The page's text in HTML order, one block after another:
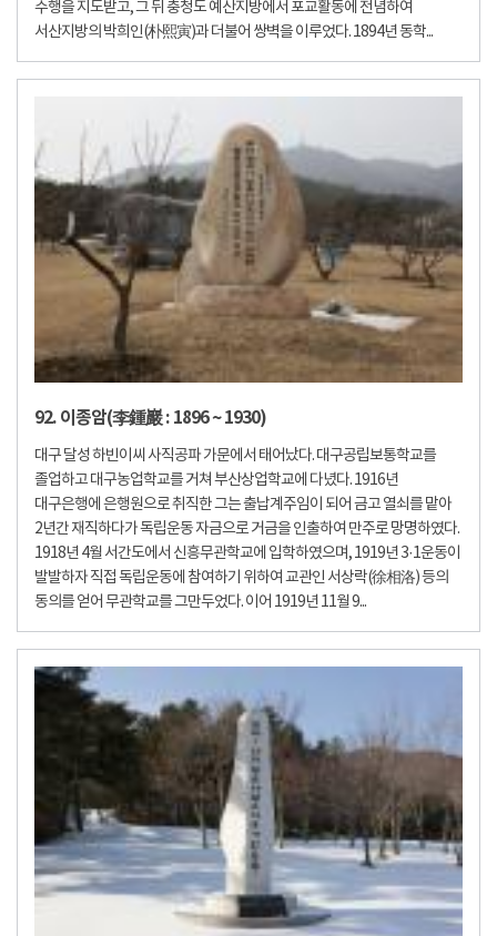
수행을 지도받고, 그 뒤 충청도 예산지방에서 포교활동에 전념하여
서산지방의 박희인(朴熙寅)과 더불어 쌍벽을 이루었다. 1894년 동학...
92. 이종암(李鍾巖 : 1896 ~ 1930)
대구 달성 하빈이씨 사직공파 가문에서 태어났다. 대구공립보통학교를
졸업하고 대구농업학교를 거쳐 부산상업학교에 다녔다. 1916년
대구은행에 은행원으로 취직한 그는 출납계주임이 되어 금고 열쇠를 맡아
2년간 재직하다가 독립운동 자금으로 거금을 인출하여 만주로 망명하였다.
1918년 4월 서간도에서 신흥무관학교에 입학하였으며, 1919년 3·1운동이
발발하자 직접 독립운동에 참여하기 위하여 교관인 서상락(徐相洛) 등의
동의를 얻어 무관학교를 그만두었다. 이어 1919년 11월 9...